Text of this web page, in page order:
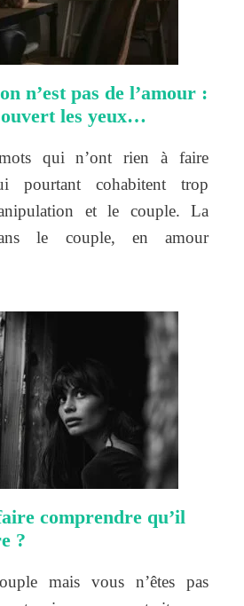
n’est pas de l’amour :
les yeux…
qui n’ont rien à faire
pourtant cohabitent trop
et le couple. La
le couple, en amour
comprendre qu’il
?
mais vous n’êtes pas